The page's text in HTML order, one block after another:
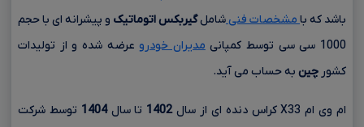
باشد که با مشخصات فنیشاملگیربکس اتوماتیک و پیشرانه ای با حجم
1000 سی سی
توسط کمپانی مدیران خودرو عرضه شده و از تولیدات
کشور چین به حساب می آید.
ام وی ام X33 کراس دنده ای از سال 1402 تا سال1404 توسط شرکت